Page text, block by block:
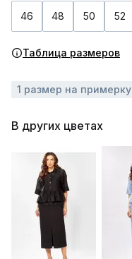
46 48 50 52
Таблица размеров
1 размер на примерку
В других цветах